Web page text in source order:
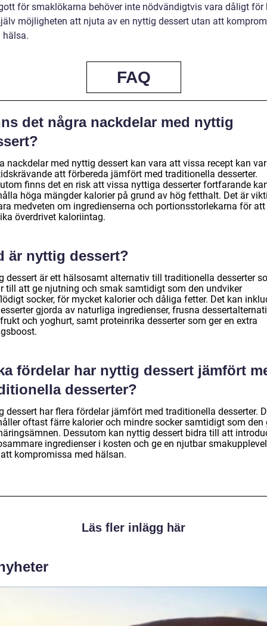
för smaklökarna behöver inte nödvändigtvis vara dåligt för
möjligheten att njuta av en nyttig dessert utan att
hälsa.
FAQ
det några nackdelar med nyttig
nackdelar med nyttig dessert kan vara att vissa recept kan
att förbereda jämfört med traditionella desserter.
finns det en risk att vissa nyttiga desserter fortfarande
höga mängder kalorier på grund av hög fetthalt. Det är
medveten om ingredienserna och portionsstorlekarna för att
överdrivet kaloriintag.
är nyttig dessert?
dessert är ett hälsosamt alternativ till traditionella desserter
till att ge njutning och smak samtidigt som den undviker
socker, för mycket kalorier och dåliga fetter. Det kan
gjorda av naturliga ingredienser, frusna
och yoghurt, samt proteinrika desserter som ger en extra
fördelar har nyttig dessert jämfört
desserter?
dessert har flera fördelar jämfört med traditionella desserter.
oftast färre kalorier och mindre socker samtidigt som den
Dessutom kan nyttig dessert bidra till att
ingredienser i kosten och ge en njutbar
kompromissa med hälsan.
Läs fler inlägg här